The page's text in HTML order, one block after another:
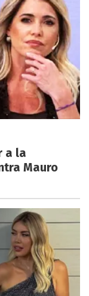
a la
Mauro